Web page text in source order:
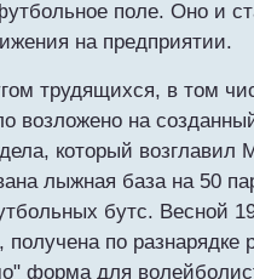
поле. Оно и
на предприятии.
трудящихся, в том
возложено на
который возглавил
лыжная база на 50
бутс. Весной
по разнарядке
форма для